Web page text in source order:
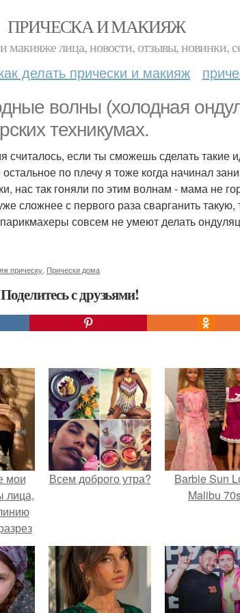
ПРИЧЕСКА И МАКИЯЖ
макияже лица, новости, отзывы, новинки,
делать прически и макияж
волны (холодная
техникумах.
считалось, если ты сможешь сделать
остальное по плечу я тоже когда начинал
нас так гоняли по этим волнам - мама не
сложнее с первого раза сварганить
совсем не умеют делать
прическу Прически дома
с друзьями!
мои
лица,
Всем доброго утра?
Barbie Sun
Malibu